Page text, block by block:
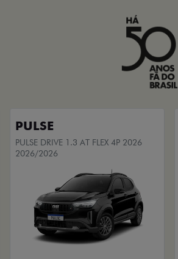
PULSE
PULSE DRIVE 1.3 AT FLEX 4P 2026
2026/2026